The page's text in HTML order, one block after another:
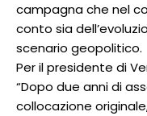
campagna che nel
conto sia
scenario geopolitico.
Per il presidente di
“Dopo due anni di
collocazione